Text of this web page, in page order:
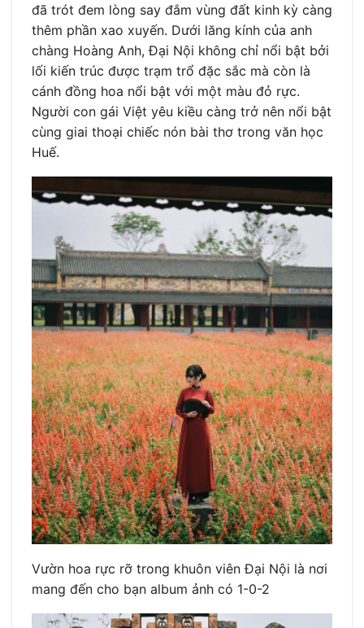
đã trót đem lòng say đắm vùng đất kinh kỳ càng
thêm phần xao xuyến. Dưới lăng kính của anh
chàng Hoàng Anh, Đại Nội không chỉ nổi bật bởi
lối kiến trúc được trạm trổ đặc sắc mà còn là
cánh đồng hoa nổi bật với một màu đỏ rực.
Người con gái Việt yêu kiều càng trở nên nổi bật
cùng giai thoại chiếc nón bài thơ trong văn học
Huế.
Vườn hoa rực rỡ trong khuôn viên Đại Nội là nơi
mang đến cho bạn album ảnh có 1-0-2